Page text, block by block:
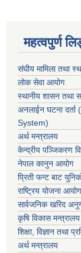
महत्वपुर्ण
संघीय मामिला तथा
लोक सेवा आयोग
स्थानीय शासन तथा
अनलाईन घटना
System)
अर्थ मन्त्रालय
केन्द्रीय पञ्जिकरण
नेपाल कानुन आयोग
प्रिती फन्ट बाट
राष्ट्रिय योजना आयोग
सार्वजनिक खरिद
कृषि विकास मन्त्रालय
शिक्षा, विज्ञान तथा
अर्थ मन्त्रालय